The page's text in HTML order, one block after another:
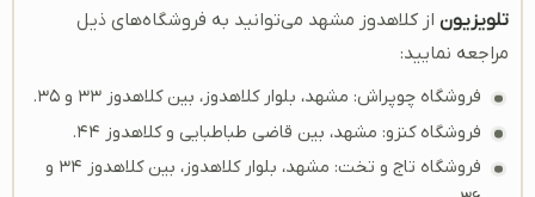
تلویزیون از کلاهدوز مشهد می‌توانید به فروشگاه‌های ذیل
مراجعه نمایید:
فروشگاه چوپراش: مشهد، بلوار کلاهدوز، بین کلاهدوز ۳۳ و ۳۵.
فروشگاه کنزو: مشهد، بین قاضی طباطبایی و کلاهدوز ۴۴.
فروشگاه تاج و تخت: مشهد، بلوار کلاهدوز، بین کلاهدوز ۳۴ و